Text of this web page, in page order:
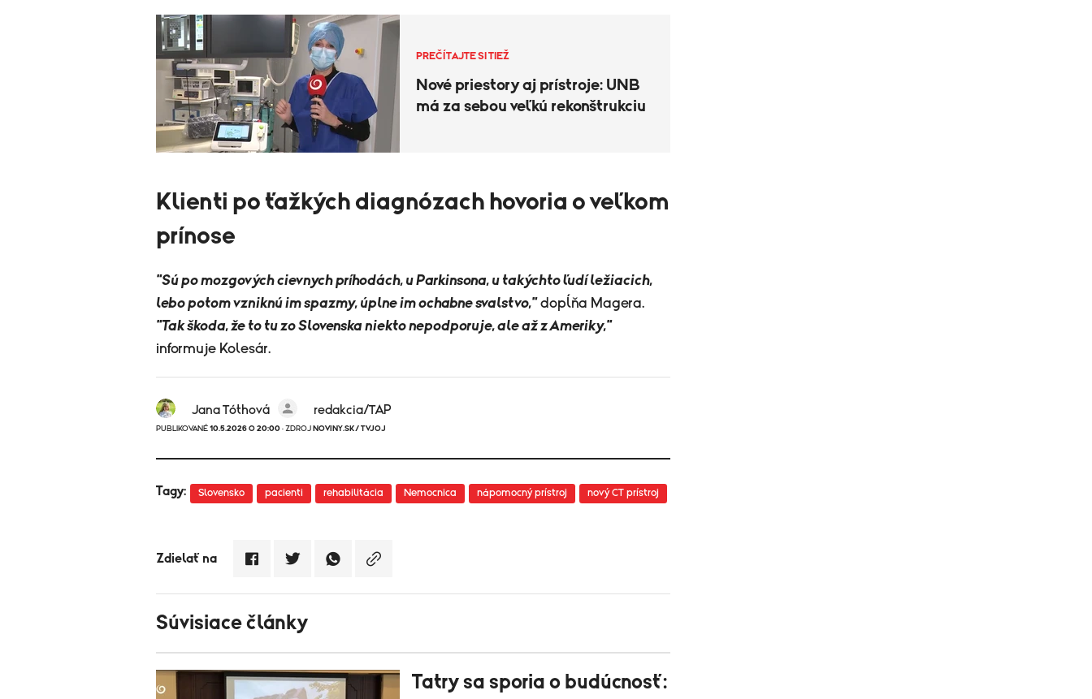
PREČÍTAJTE SI TIEŽ
Nové priestory aj prístroje: UNB
má za sebou veľkú rekonštrukciu
Klienti po ťažkých diagnózach hovoria o veľkom
prínose
"Sú po mozgových cievnych príhodách, u Parkinsona, u takýchto ľudí ležiacich,
lebo potom vzniknú im spazmy, úplne im ochabne svalstvo,"dopĺňa Magera.
"Tak škoda, že to tu zo Slovenska niekto nepodporuje, ale až z Ameriky,"
informuje Kolesár.
Jana Tóthová redakcia/TAP
PUBLIKOVANÉ 10.5.2026 O 20:00 · ZDROJ NOVINY.SK/ TVJOJ
Tagy: Slovensko pacienti rehabilitácia Nemocnica nápomocný prístroj nový CT prístroj
Zdielať na
Súvisiace články
Tatry sa sporia o budúcnosť: